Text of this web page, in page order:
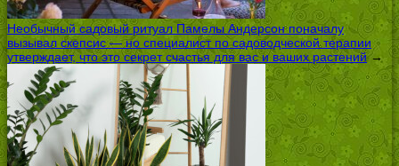
Необычный садовый ритуал Памелы Андерсон поначалу
вызывал скепсис — но специалист по садоводческой терапии
утверждает, что это секрет счастья для вас и ваших растений→